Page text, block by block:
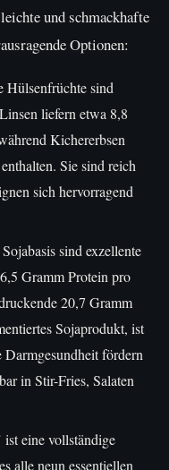
und schmackhafte
Optionen:
Hülsenfrüchte sind
liefern etwa 8,8
Kichererbsen
Sie sind reich
sich hervorragend
sind exzellente
Gramm Protein pro
20,7 Gramm
Sojaprodukt, ist
fördern
in Stir-Fries, Salaten
eine vollständige
alle neun essentiellen